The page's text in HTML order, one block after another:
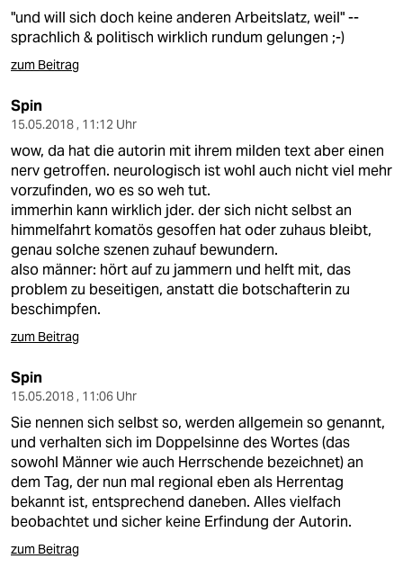
"und will sich doch keine anderen Arbeitslatz, weil" --
sprachlich & politisch wirklich rundum gelungen ;-)
zum Beitrag
Spin
15.05.2018 , 11:12 Uhr
wow, da hat die autorin mit ihrem milden text aber einen
nerv getroffen. neurologisch ist wohl auch nicht viel mehr
vorzufinden, wo es so weh tut.
immerhin kann wirklich jder. der sich nicht selbst an
himmelfahrt komatös gesoffen hat oder zuhaus bleibt,
genau solche szenen zuhauf bewundern.
also männer: hört auf zu jammern und helft mit, das
problem zu beseitigen, anstatt die botschafterin zu
beschimpfen.
zum Beitrag
Spin
15.05.2018 , 11:06 Uhr
Sie nennen sich selbst so, werden allgemein so genannt,
und verhalten sich im Doppelsinne des Wortes (das
sowohl Männer wie auch Herrschende bezeichnet) an
dem Tag, der nun mal regional eben als Herrentag
bekannt ist, entsprechend daneben. Alles vielfach
beobachtet und sicher keine Erfindung der Autorin.
zum Beitrag